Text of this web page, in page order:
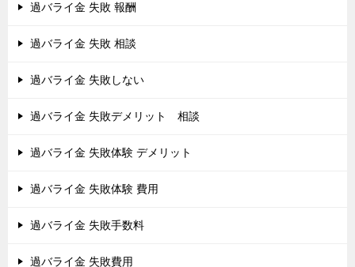
過バライ金 失敗 報酬
過バライ金 失敗 相談
過バライ金 失敗しない
過バライ金 失敗デメリット 相談
過バライ金 失敗体験 デメリット
過バライ金 失敗体験 費用
過バライ金 失敗手数料
過バライ金 失敗費用